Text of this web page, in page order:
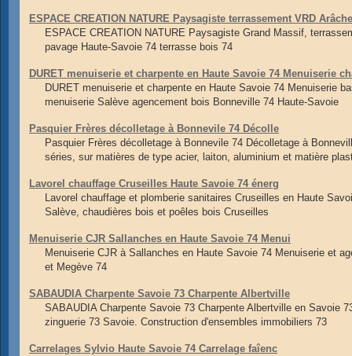
ESPACE CREATION NATURE Paysagiste terrassement VRD
ESPACE CREATION NATURE Paysagiste Grand Massif,
pavage Haute-Savoie 74 terrasse bois 74
DURET menuiserie et charpente en Haute Savoie 74 Menuiserie
DURET menuiserie et charpente en Haute Savoie 74 Menuiserie
menuiserie Salève agencement bois Bonneville 74 Haute-Savoie
Pasquier Frères décolletage à Bonnevile 74 Décolle
Pasquier Frères décolletage à Bonnevile 74 Décolletage à
séries, sur matières de type acier, laiton, aluminium et matière
Lavorel chauffage Cruseilles Haute Savoie 74 énerg
Lavorel chauffage et plomberie sanitaires Cruseilles en Haute
Salève, chaudières bois et poêles bois Cruseilles
Menuiserie CJR Sallanches en Haute Savoie 74 Menui
Menuiserie CJR à Sallanches en Haute Savoie 74 Menuiserie et
et Megève 74
SABAUDIA Charpente Savoie 73 Charpente Albertville
SABAUDIA Charpente Savoie 73 Charpente Albertville en Savoie
zinguerie 73 Savoie. Construction d'ensembles immobiliers 73
Carrelages Sylvio Haute Savoie 74 Carrelage faîenc